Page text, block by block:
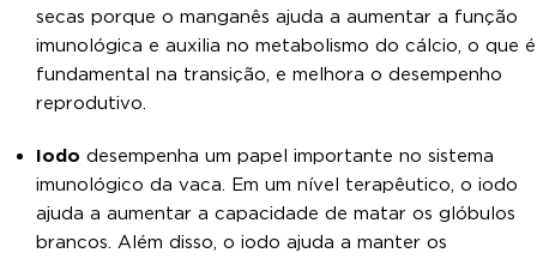
secas porque o manganês ajuda a aumentar a função
imunológica e auxilia no metabolismo do cálcio, o que é
fundamental na transição, e melhora o desempenho
reprodutivo.
Iodo desempenha um papel importante no sistema
imunológico da vaca. Em um nível terapêutico, o iodo
ajuda a aumentar a capacidade de matar os glóbulos
brancos. Além disso, o iodo ajuda a manter os